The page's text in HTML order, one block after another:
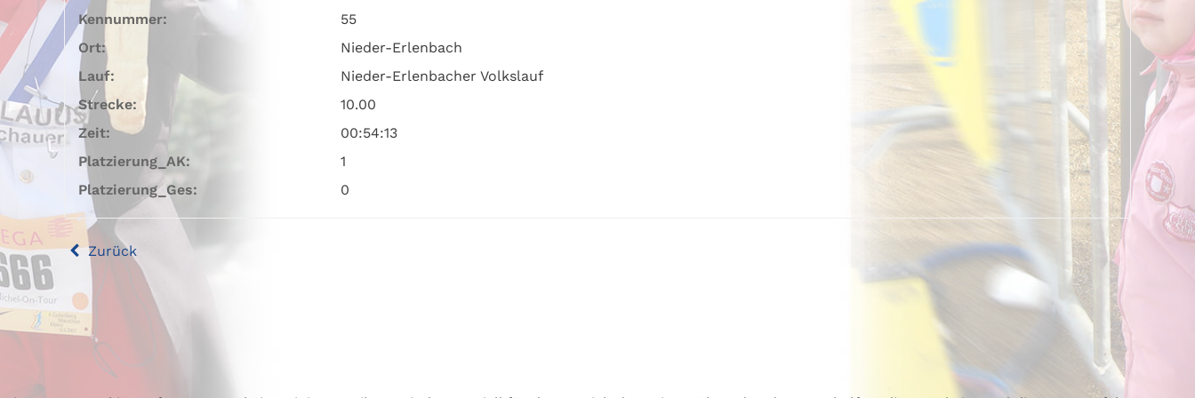
Kennummer:
55
Ort:
Nieder-Erlenbach
Lauf:
Nieder-Erlenbacher Volkslauf
Strecke:
10.00
Zeit:
00:54:13
Platzierung_AK:
1
Platzierung_Ges:
0
Zurück